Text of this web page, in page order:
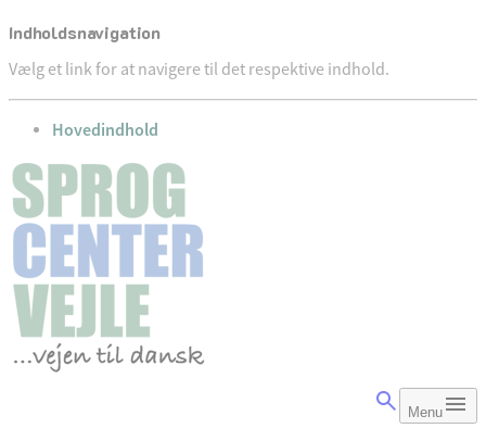
Indholdsnavigation
Vælg et link for at navigere til det respektive indhold.
gå til
Hovedindhold
Menu